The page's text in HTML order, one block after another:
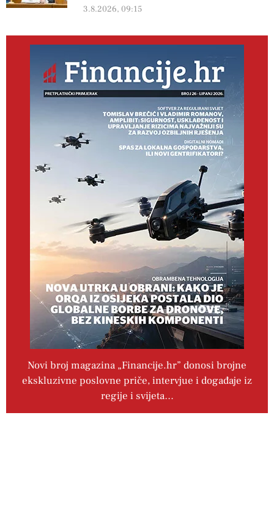
3.8.2026, 09:15
Novi broj magazina „Financije.hr” donosi brojne
ekskluzivne poslovne priče, intervjue i događaje iz
regije i svijeta…